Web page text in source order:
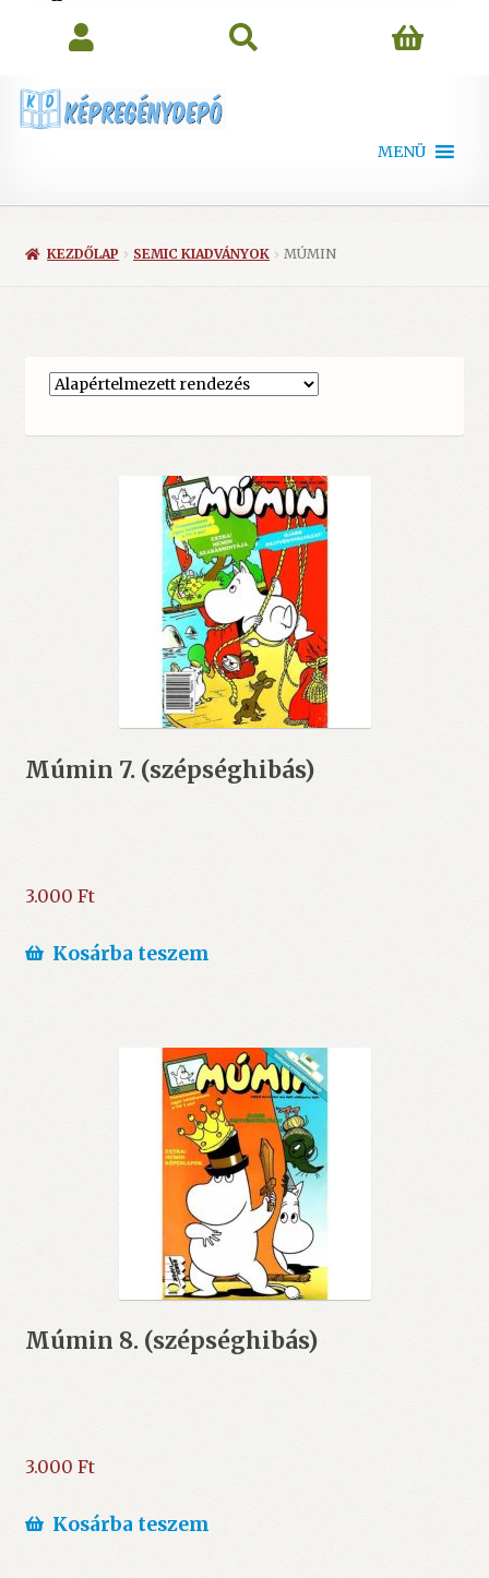
MENÜ
KEZDŐLAP SEMIC KIADVÁNYOK MÚMIN
Múmin 7. (szépséghibás)
3.000 Ft
Kosárba teszem
Múmin 8. (szépséghibás)
3.000 Ft
Kosárba teszem